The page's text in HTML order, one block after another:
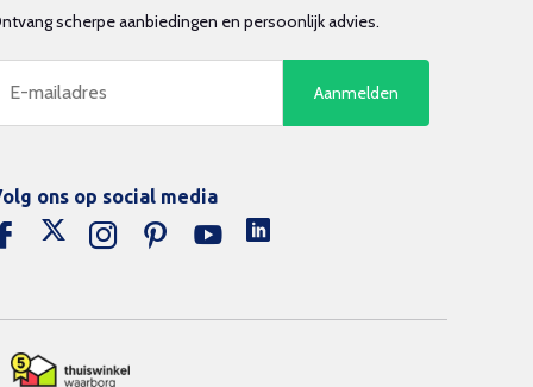
scherpe aanbiedingen en persoonlijk advies.
Aanmelden
ons op social media